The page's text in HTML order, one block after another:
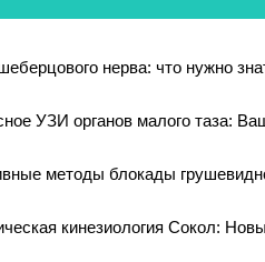
нерва: что нужно
УЗИ органов малого таза:
методы блокады
кинезиология Сокол: